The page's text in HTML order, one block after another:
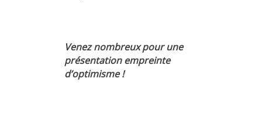
Venez nombreux pour une
présentation empreinte
d’optimisme !